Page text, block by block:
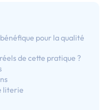
pour la qualité
de cette pratique ?
literie